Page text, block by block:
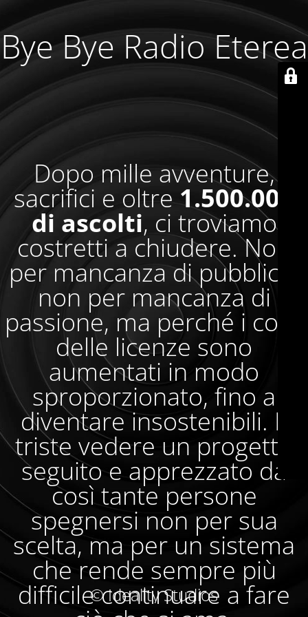
Bye Bye Radio Eterea
Dopo mille avventure,
sacrifici e oltre1.500.000
di ascolti, ci troviamo
costretti a chiudere. Non
per mancanza di pubblico,
non per mancanza di
passione, ma perché i costi
delle licenze sono
aumentati in modo
sproporzionato, fino a
diventare insostenibili. È
triste vedere un progetto
seguito e apprezzato da
così tante persone
spegnersi non per sua
scelta, ma per un sistema
che rende sempre più
difficile continuare a fare
© Ideality Studios